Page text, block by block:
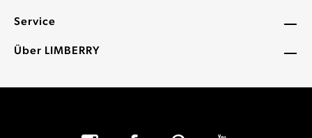
Service
Über LIMBERRY